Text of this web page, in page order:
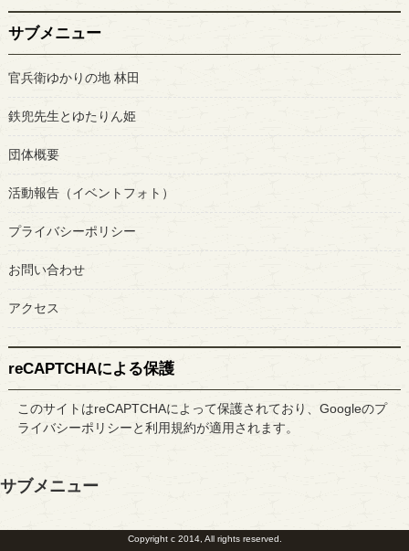
サブメニュー
官兵衛ゆかりの地 林田
鉄兜先生とゆたりん姫
団体概要
活動報告（イベントフォト）
プライバシーポリシー
お問い合わせ
アクセス
reCAPTCHAによる保護
このサイトはreCAPTCHAによって保護されており、Googleのプ
ライバシーポリシーと利用規約が適用されます。
サブメニュー
Copyright c 2014, All rights reserved.